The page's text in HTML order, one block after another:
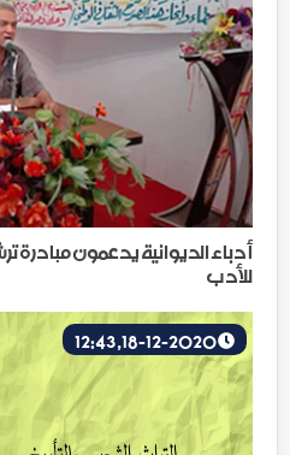
أدباء الديوانية يدعمون مبادرة
للأدب